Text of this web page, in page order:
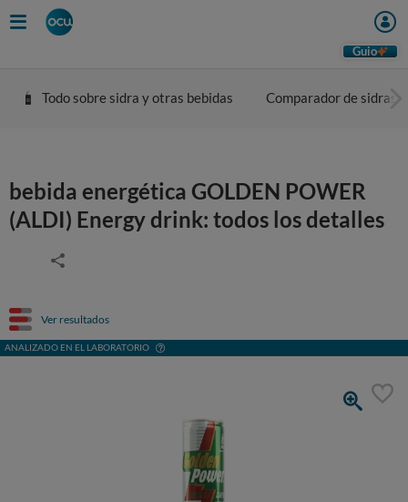
Guio
Todo sobre sidra y otras bebidas Comparador de sidras
bebida energética GOLDEN POWER
(ALDI) Energy drink: todos los detalles
Ver resultados
ANALIZADO EN EL LABORATORIO